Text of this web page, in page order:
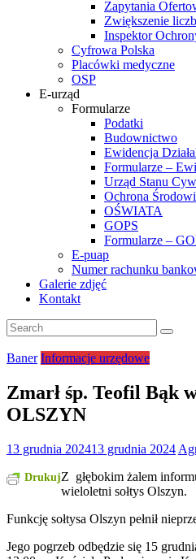
Zapytania
Zwiększenie
Inspektor
Cyfrowa Polska
Placówki medyczne
OSP
E-urząd
Formularze
Podatki
Budownictwo
Ewidencja
Formularze –
Urząd Stanu
Ochrona
OŚWIATA
GOPS
Formularze –
E-puap
Numer rachunku
Galerie zdjęć
Kontakt
Baner Informacje urzędowe
Zmarł śp. Teofil Bąk
OLSZYN
13 grudnia 202413 grudnia 2024
DrukujZ głębokim żalem
wieloletni sołtys Olszyn.
Funkcję sołtysa Olszyn pełnił
Jego pogrzeb odbędzie się 15